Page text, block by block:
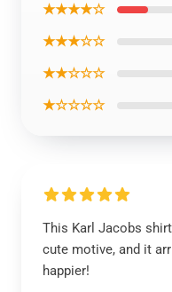
★★★★☆
★★★☆☆
★★☆☆☆
★☆☆☆☆
This Karl Jacobs
cute motive, and it
happier!